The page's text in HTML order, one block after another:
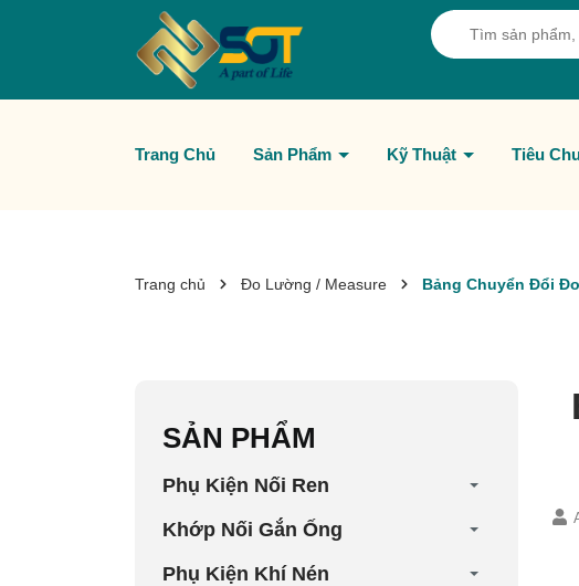
Trang Chủ Sản Phẩm Kỹ Thuật Tiêu
Trang chủ Đo Lường / Measure Bảng Chuyển Đổi
SẢN PHẨM
Phụ Kiện Nối Ren
Khớp Nối Gắn Ống
Phụ Kiện Khí Nén